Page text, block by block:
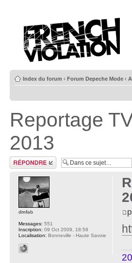
Index du forum ‹ Forum Depeche Mode ‹
Reportage
2013
Répondre
dmfab
Messages: 551
Inscription: 09 Oct 2009, 18:59
Localisation: Bonneville - Haute Savoie